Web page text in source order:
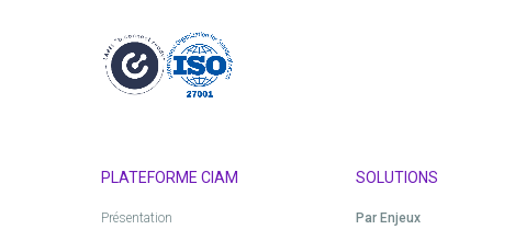
PLATEFORME CIAM
Présentation
SOLUTIONS
Par Enjeux